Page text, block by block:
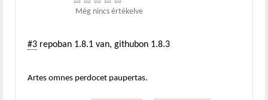
Még nincs értékelve
#3 repoban 1.8.1 van, githubon 1.8.3
Artes omnes perdocet paupertas.